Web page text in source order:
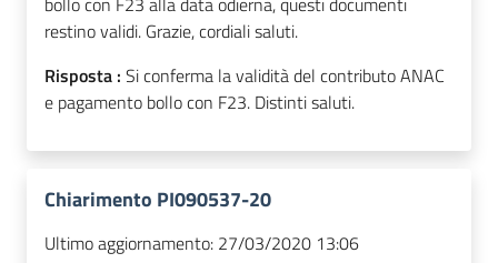
restino validi. Grazie, cordiali saluti.
Risposta : Si conferma la validità del contributo ANAC
e pagamento bollo con F23. Distinti saluti.
Chiarimento PI090537-20
Ultimo aggiornamento: 27/03/2020 13:06